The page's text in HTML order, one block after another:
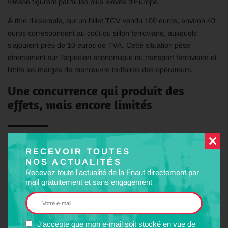
RECEVOIR TOUTES
NOS ACTUALITÉS
Recevez toute l'actualité de la Fnaut directement par
mail gratuitement et sans engagement
J'accepte que mon e-mail soit stocké en vue de
À titre d’exemple, sur un billet TGV vendu 100 euros, environ 40
euros correspondent au coût du sillon ferroviaire, auxquels
s’ajoutent près de 10 euros de TVA. Cette situation pèse
directement sur l’équation économique du transport ferroviaire et
limite les marges de manœuvre tarifaires des opérateurs.
Une concurrence qui produit des
effets, mais encore limités
L’ouverture à la concurrence sur la grande vitesse a déjà
contribué à faire évoluer certaines offres commerciales et à
contenir les prix sur plusieurs axes. Toutefois, ses effets restent
variables selon les lignes et les territoires.
Dans les secteurs où plusieurs opérateurs se font concurrence,
les voyageurs peuvent bénéficier d’une offre plus diversifiée et
parfois de tarifs plus attractifs. Néanmoins, la concurrence ne